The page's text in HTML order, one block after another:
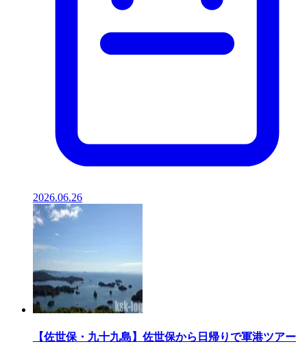
2026.06.26
【佐世保・九十九島】佐世保から日帰りで軍港ツアー